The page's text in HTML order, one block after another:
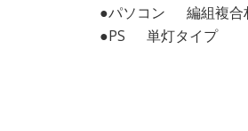
●パソコン 編組複
●PS 単灯タイプ